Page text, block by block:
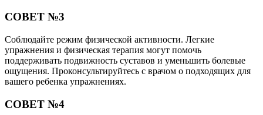
СОВЕТ №3
Соблюдайте режим физической активности. Легкие
упражнения и физическая терапия могут помочь
поддерживать подвижность суставов и уменьшить болевые
ощущения. Проконсультируйтесь с врачом о подходящих для
вашего ребенка упражнениях.
СОВЕТ №4